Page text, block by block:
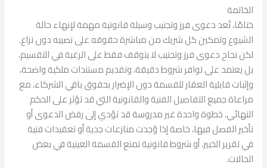
الخاتمة
ختامًا، تُعد دعوى فرز وتجنيب وسيلة قانونية مهمة لإنهاء حالة
الشيوع وتمكين كل شريك من مباشرة حقوقه على نصيبه دون نزاع.
لكن نجاح دعوى فرز وتجنيب لا يتوقف فقط على الرغبة في التقسيم،
بل يعتمد على توافر شروط دقيقة، وتقديم مستندات ملكية واضحة،
وإثبات قابلية العقار للقسمة دون الإضرار بحقوق باقي الشركاء، مع
مراعاة جميع التفاصيل الفنية والقانونية التي قد تؤثر على الحكم
النهائي. خطوة واحدة غير مدروسة قد تؤدي إلى رفض الدعوى أو
تأخير الفصل فيها، خاصة إذا وُجدت منازعات جدية أو تعقيدات فنية
في تقرير الخبير، أو شروط قانونية تمنع القسمة العينية في بعض
الحالات.